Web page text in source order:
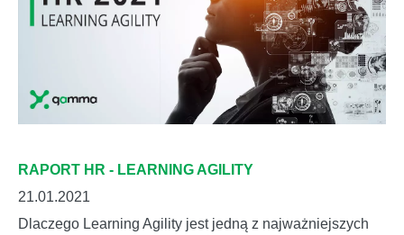
RAPORT HR - LEARNING AGILITY
21.01.2021
Dlaczego Learning Agility jest jedną z najważniejszych